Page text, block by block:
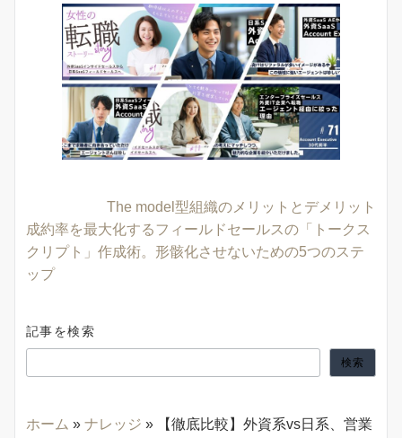
The model型組織のメリットとデメリット
成約率を最大化するフィールドセールスの「トークス
クリプト」作成術。形骸化させないための5つのステ
ップ
記事を検索
検索
ホーム » ナレッジ » 【徹底比較】外資系vs日系、営業